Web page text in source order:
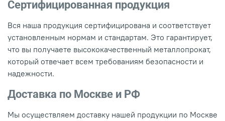
Сертифицированная продукция
Вся наша продукция сертифицирована и соответствует
установленным нормам и стандартам. Это гарантирует,
что вы получаете высококачественный металлопрокат,
который отвечает всем требованиям безопасности и
надежности.
Доставка по Москве и РФ
Мы осуществляем доставку нашей продукции по Москве